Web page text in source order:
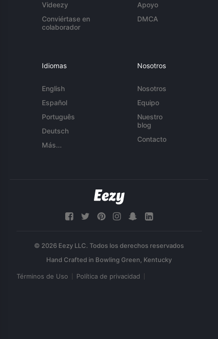
Videezy
Conviértase en
colaborador
Apoyo
DMCA
Idiomas
English
Español
Português
Deutsch
Más...
Nosotros
Nosotros
Equipo
Nuestro
blog
Contacto
© 2026 Eezy LLC. Todos los derechos reservados
Términos de Uso Política de privacidad